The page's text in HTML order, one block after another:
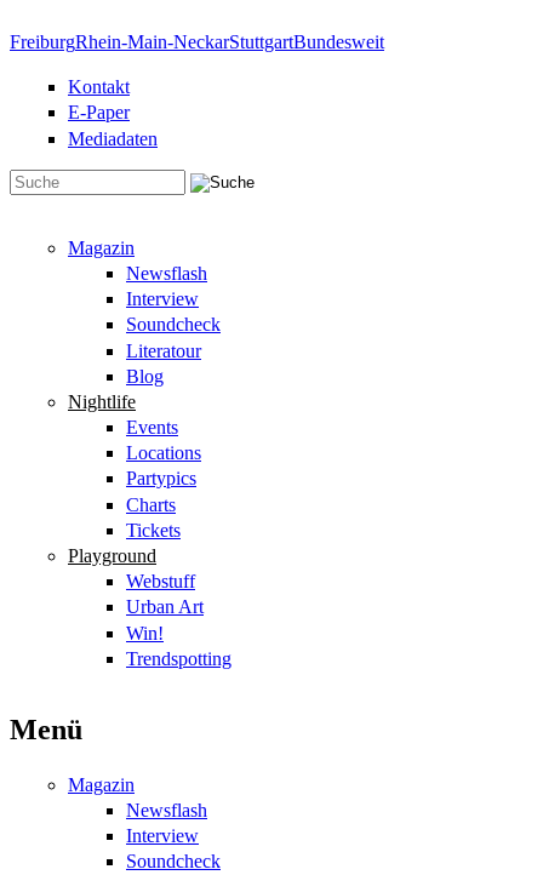
FreiburgRhein-Main-NeckarStuttgartBundesweit
Kontakt
E-Paper
Mediadaten
Magazin
Newsflash
Interview
Soundcheck
Literatour
Blog
Nightlife
Events
Locations
Partypics
Charts
Tickets
Playground
Webstuff
Urban Art
Win!
Trendspotting
Menü
Magazin
Newsflash
Interview
Soundcheck